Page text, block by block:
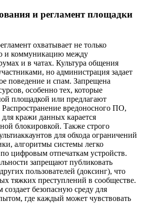
и регламент площадки
охватывает не только
и коммуникацию между
и в чатах. Культура общения
но администрация задает
поведение и спам. Запрещена
особенно тех, которые
площадкой или предлагают
вредоносного ПО,
кражи данных карается
блокировкой. Также строго
для обхода ограничений
алгоритмы системы легко
цифровым отпечаткам устройств.
запрещают публиковать
пользователей (доксинг), что
тяжких преступлений в сообществе.
безопасную среду для
где каждый может чувствовать